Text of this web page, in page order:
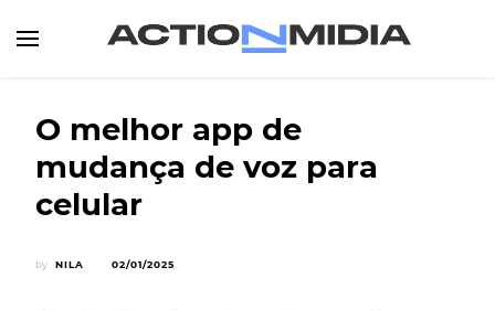
O melhor app de
mudança de voz para
celular
by NILA 02/01/2025